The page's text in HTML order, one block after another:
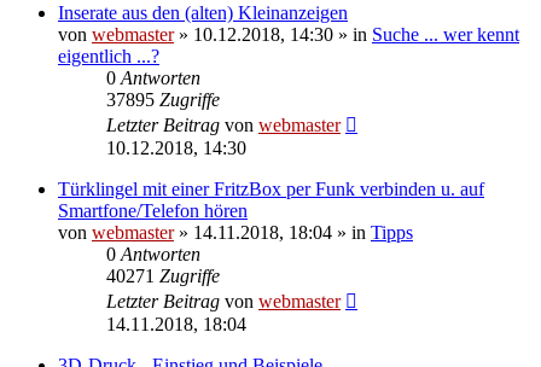
Inserate aus den (alten) Kleinanzeigen
von webmaster» 10.12.2018, 14:30 » in Suche ... wer kennt
eigentlich ...?
0 Antworten
37895 Zugriffe
Letzter Beitrag von webmaster
10.12.2018, 14:30
Türklingel mit einer FritzBox per Funk verbinden u. auf
Smartfone/Telefon hören
von webmaster» 14.11.2018, 18:04 » in Tipps
0 Antworten
40271 Zugriffe
Letzter Beitrag von webmaster
14.11.2018, 18:04